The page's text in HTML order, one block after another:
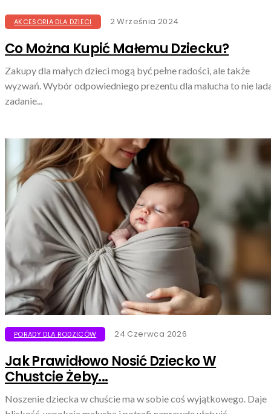
AKCESORIA DLA DZIECI 2 Września 2024
Co Można Kupić Małemu Dziecku?
Zakupy dla małych dzieci mogą być pełne radości, ale także
wyzwań. Wybór odpowiedniego prezentu dla malucha to nie
zadanie...
PORADY DLA RODZICÓW 24 Czerwca 2026
Jak Prawidłowo Nosić Dziecko W
Chustcie Żeby...
Noszenie dziecka w chuście ma w sobie coś wyjątkowego. Daje